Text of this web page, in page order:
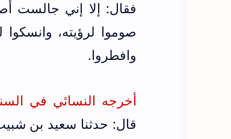
فقال: إلا إني جالست
صوموا لرؤيته،
وافطروا.
أخرجه النسائي في السنن
قال: حدثنا سعيد بن